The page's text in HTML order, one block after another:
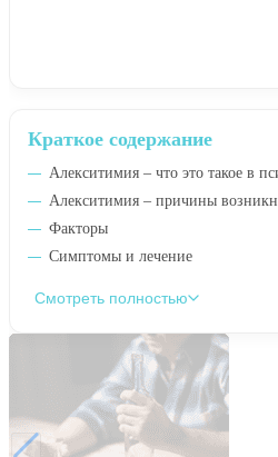
Краткое содержание
Алекситимия – что это такое в
Алекситимия – причины
Факторы
Симптомы и лечение
Смотреть полностью